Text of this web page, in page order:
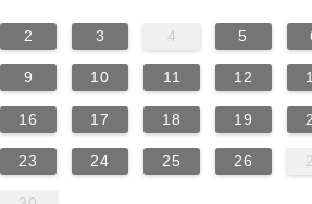
2 3 4 5
9 10 11 12
16 17 18 19
23 24 25 26